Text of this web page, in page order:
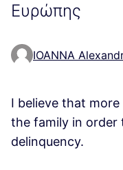
Ευρώπης
IOANNA
I believe that
the family in order
delinquency.